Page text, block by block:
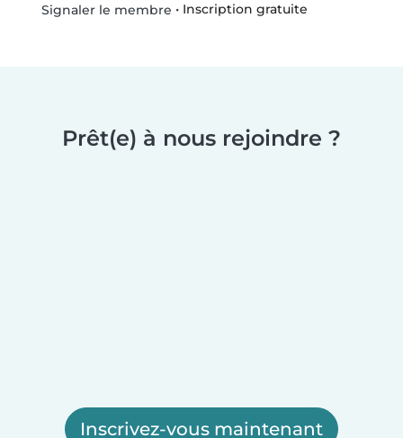
Signaler le membre • Inscription gratuite
Prêt(e) à nous rejoindre ?
Inscrivez-vous maintenant